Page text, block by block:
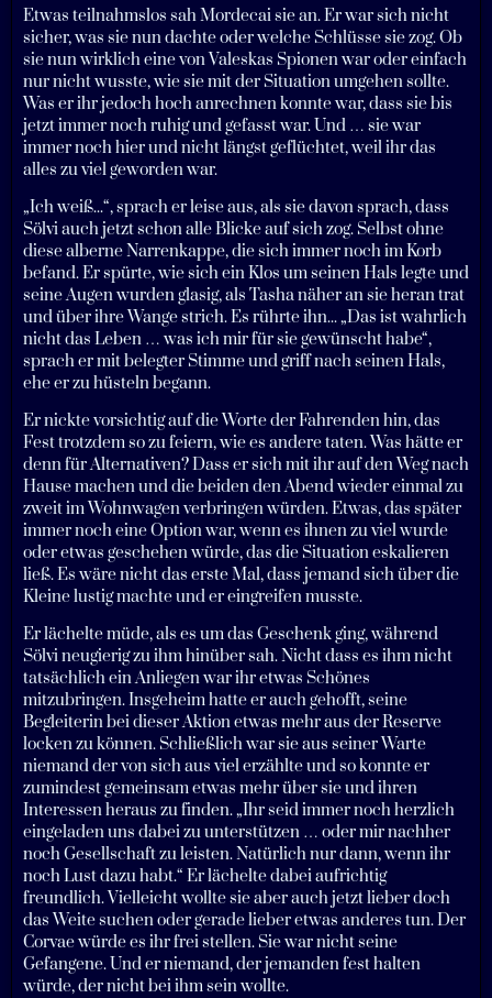
Etwas teilnahmslos sah Mordecai sie an. Er war sich nicht
sicher, was sie nun dachte oder welche Schlüsse sie zog. Ob
sie nun wirklich eine von Valeskas Spionen war oder einfach
nur nicht wusste, wie sie mit der Situation umgehen sollte.
Was er ihr jedoch hoch anrechnen konnte war, dass sie bis
jetzt immer noch ruhig und gefasst war. Und … sie war
immer noch hier und nicht längst geflüchtet, weil ihr das
alles zu viel geworden war.
„Ich weiß...“, sprach er leise aus, als sie davon sprach, dass
Sölvi auch jetzt schon alle Blicke auf sich zog. Selbst ohne
diese alberne Narrenkappe, die sich immer noch im Korb
befand. Er spürte, wie sich ein Klos um seinen Hals legte und
seine Augen wurden glasig, als Tasha näher an sie heran trat
und über ihre Wange strich. Es rührte ihn... „Das ist wahrlich
nicht das Leben … was ich mir für sie gewünscht habe“,
sprach er mit belegter Stimme und griff nach seinen Hals,
ehe er zu hüsteln begann.
Er nickte vorsichtig auf die Worte der Fahrenden hin, das
Fest trotzdem so zu feiern, wie es andere taten. Was hätte er
denn für Alternativen? Dass er sich mit ihr auf den Weg nach
Hause machen und die beiden den Abend wieder einmal zu
zweit im Wohnwagen verbringen würden. Etwas, das später
immer noch eine Option war, wenn es ihnen zu viel wurde
oder etwas geschehen würde, das die Situation eskalieren
ließ. Es wäre nicht das erste Mal, dass jemand sich über die
Kleine lustig machte und er eingreifen musste.
Er lächelte müde, als es um das Geschenk ging, während
Sölvi neugierig zu ihm hinüber sah. Nicht dass es ihm nicht
tatsächlich ein Anliegen war ihr etwas Schönes
mitzubringen. Insgeheim hatte er auch gehofft, seine
Begleiterin bei dieser Aktion etwas mehr aus der Reserve
locken zu können. Schließlich war sie aus seiner Warte
niemand der von sich aus viel erzählte und so konnte er
zumindest gemeinsam etwas mehr über sie und ihren
Interessen heraus zu finden. „Ihr seid immer noch herzlich
eingeladen uns dabei zu unterstützen … oder mir nachher
noch Gesellschaft zu leisten. Natürlich nur dann, wenn ihr
noch Lust dazu habt.“ Er lächelte dabei aufrichtig
freundlich. Vielleicht wollte sie aber auch jetzt lieber doch
das Weite suchen oder gerade lieber etwas anderes tun. Der
Corvae würde es ihr frei stellen. Sie war nicht seine
Gefangene. Und er niemand, der jemanden fest halten
würde, der nicht bei ihm sein wollte.